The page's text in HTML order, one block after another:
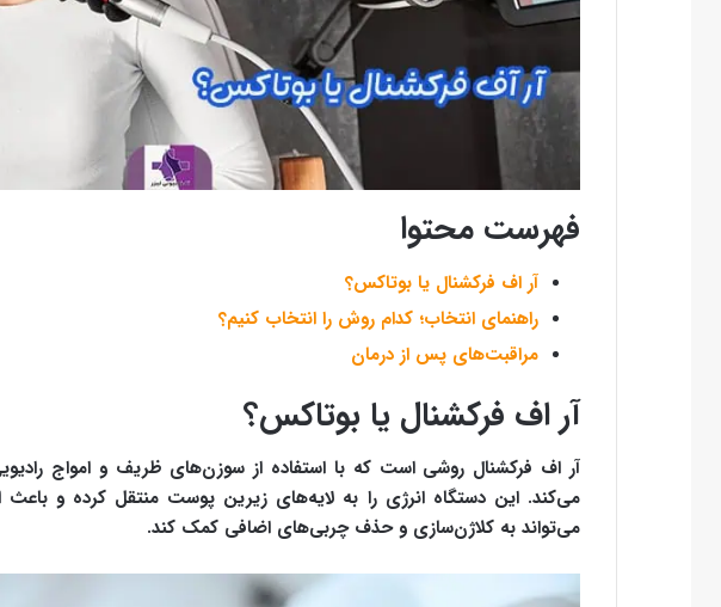
فهرست محتوا
آر اف فرکشنال یا بوتاکس؟
راهنمای انتخاب؛ کدام روش را انتخاب کنیم؟
مراقبت‌های پس از درمان
آر اف فرکشنال یا بوتاکس؟
آر اف فرکشنال روشی است که با استفاده از سوزن‌های ظریف و امواج
می‌کند. این دستگاه انرژی را به لایه‌های زیرین پوست منتقل کرده و باعث
می‌تواند به کلاژن‌سازی و حذف چربی‌های اضافی کمک کند.